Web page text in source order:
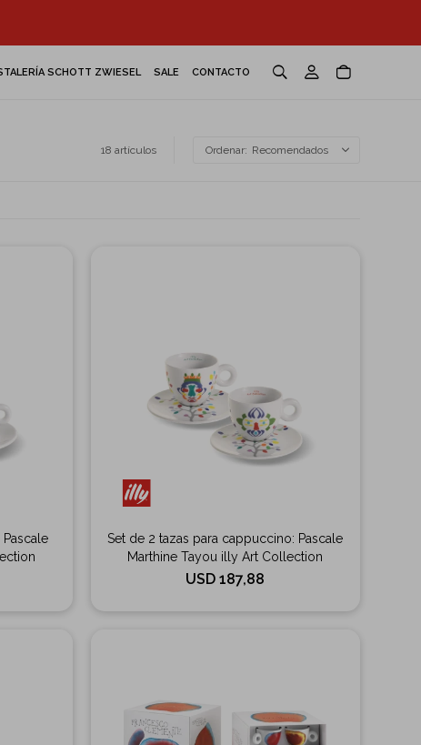
SCHOTT ZWIESEL SALE CONTACTO
18 artículos Recomendados
Set de 2 tazas para cappuccino: Pascale
Marthine Tayou illy Art Collection
USD 187,88